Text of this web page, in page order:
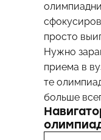
просто
Нужно
приема в
те
больше